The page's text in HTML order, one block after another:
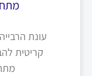
עונת
קריטית